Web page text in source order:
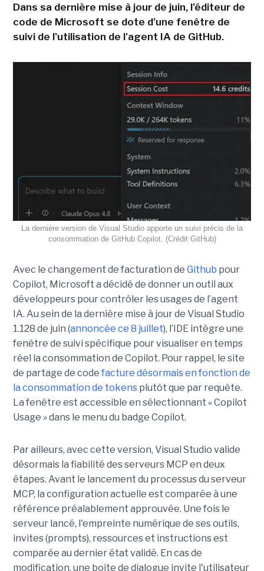
Dans sa dernière mise à jour de juin, l'éditeur de
code de Microsoft se dote d'une fenêtre de
suivi de l'utilisation de l'agent IA de GitHub.
La dernière version de Visual Studio apporte un suivi précis de la
consommation de GitHub Copilot. (Crédit GitHub)
Avec le changement de facturation de Github pour
Copilot, Microsoft a décidé de donner un outil aux
développeurs pour contrôler les usages de l’agent
IA. Au sein de la dernière mise à jour de Visual Studio
1.128 de juin (annoncée ce 8 juillet), l’IDE intègre une
fenêtre de suivi spécifique pour visualiser en temps
réel la consommation de Copilot. Pour rappel, le site
de partage de code facture désormais en fonction de
la consommation de tokens plutôt que par requête.
La fenêtre est accessible en sélectionnant « Copilot
Usage » dans le menu du badge Copilot.
Par ailleurs, avec cette version, Visual Studio valide
désormais la fiabilité des serveurs MCP en deux
étapes. Avant le lancement du processus du serveur
MCP, la configuration actuelle est comparée à une
référence préalablement approuvée. Une fois le
serveur lancé, l'empreinte numérique de ses outils,
invites (prompts), ressources et instructions est
comparée au dernier état validé. En cas de
modification, une boîte de dialogue invite l'utilisateur